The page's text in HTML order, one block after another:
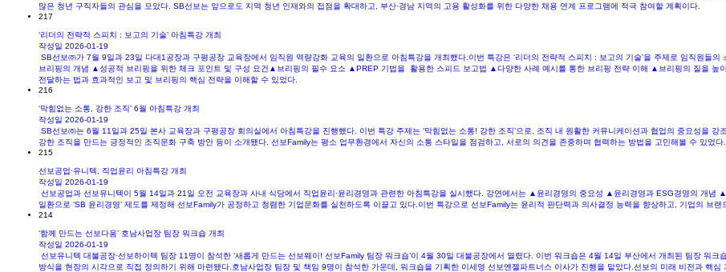
많은 청년 구직자들의 관심을 모았다. SB선보는 앞으로도 지역 청년 인재와의 접점을 확대하고, 부산·경남 지역의 고용 활성화를 위한 다양한 채용 연계 프로그램에 적극 참여할 계획이다.
217
‘리더의 전략적 스피치 : 보고의 기술’ 아침특강 개최
작성일 2026-01-19
SB선보㈜가 7월 9일과 23일 다대1공장과 구평공장 교육장에서 임직원 역량강화 교육의 일환으로 아침특강을 개최했다.이번 특강은 ‘리더의 전략적 스피치 : 보고의 기술’을 주제로 임직원들
브리핑의 개념 ▲성공적 브리핑을 위한 체크 포인트 및 구성 요건▲브리핑의 필수 요소 ▲PREP 기법을 활용한 스피드 보고법 ▲다양한 사례 예시를 통한 브리핑 전략 이해 ▲브리핑의 질을 높
전달하는 법과 효과적인 보고 및 브리핑의 핵심 전략을 이해할 수 있었다.
216
‘막힘없는 소통, 강한 조직’ 6월 아침특강 개최
작성일 2026-01-19
SB선보㈜는 6월 11일과 25일 본사 교육장과 구평공장 회의실에서 아침특강을 진행했다. 이번 특강 주제는 ‘막힘없는 소통! 강한 조직’으로, 조직 내 원활한 커뮤니케이션과 협업의 중요성을
강한 조직을 만드는 긍정적인 조직문화 구축 방안 등이 소개됐다. 선보Family는 평소 업무환경에서 자신의 소통 스타일을 점검하고, 서로의 의견을 존중하며 협력하는 방법을 고민해볼 수 있었다.
215
선보공업·유니텍, 직업윤리 아침특강 개최
작성일 2026-01-19
선보공업과 선보유니텍이 5월 14일과 21일 오전 교육장과 사내 식당에서 직업윤리·윤리경영과 관련한 아침특강을 실시했다. 강연에서는 ▲윤리경영의 중요성 ▲윤리경영과 ESG경영의 개
일환으로 ‘SB 윤리경영’ 제도를 제정해 선보Family가 공정하고 청렴한 기업문화를 실천하도록 이끌고 있다.이번 특강으로 선보Family는 윤리적 판단력과 의사결정 능력을 향상하고, 기업의 브
214
‘함께 만드는 선보다움’ 호남사업장 팀장 워크숍 개최
작성일 2026-01-19
선보유니텍 대불공장·선보하이텍 팀장 11명이 참석한 ‘새롭게 만드는 선보웨이! 선보Family 팀장 워크숍’이 4월 30일 대불공장에서 열렸다. 이번 워크숍은 4월 14일 부산에서 개최된 팀장 워
방식을 현장의 시각으로 직접 정의하기 위해 마련됐다.호남사업장 팀장 및 책임 9명이 참석한 가운데, 워크숍을 기획한 이세영 선보엔젤파트너스 이사가 진행을 맡았다.선보의 미래 비전과 핵